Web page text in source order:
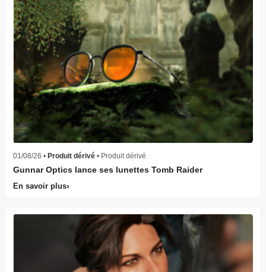
01/08/26 • Produit dérivé • Produit dérivé
Gunnar Optics lance ses lunettes Tomb Raider
En savoir plus